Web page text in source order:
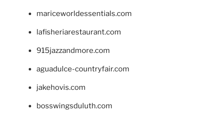
mariceworldessentials.com
lafisheriarestaurant.com
915jazzandmore.com
aguadulce-countryfair.com
jakehovis.com
bosswingsduluth.com